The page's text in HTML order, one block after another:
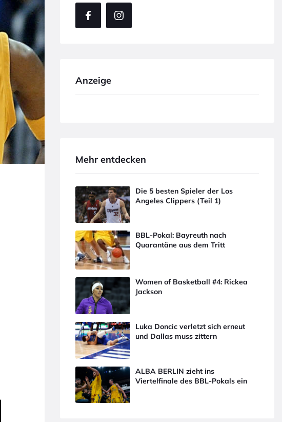
Anzeige
Mehr entdecken
Die 5 besten Spieler der Los
Angeles Clippers (Teil 1)
BBL-Pokal: Bayreuth nach
Quarantäne aus dem Tritt
Women of Basketball #4: Rickea
Jackson
Luka Doncic verletzt sich erneut
und Dallas muss zittern
ALBA BERLIN zieht ins
Viertelfinale des BBL-Pokals ein